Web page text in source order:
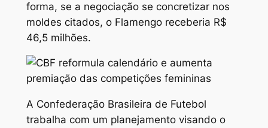
forma, se a negociação se concretizar nos
moldes citados, o Flamengo receberia R$
46,5 milhões.
A Confederação Brasileira de Futebol
trabalha com um planejamento visando o